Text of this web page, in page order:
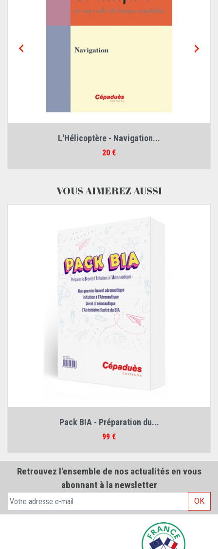

L'Hélicoptère - Navigation...
Prix
20 €

VOUS AIMEREZ AUSSI
Pack BIA - Préparation du...
Prix
99 €
Retrouvez l'ensemble de nos actualités en vous
abonnant à la newsletter
OK